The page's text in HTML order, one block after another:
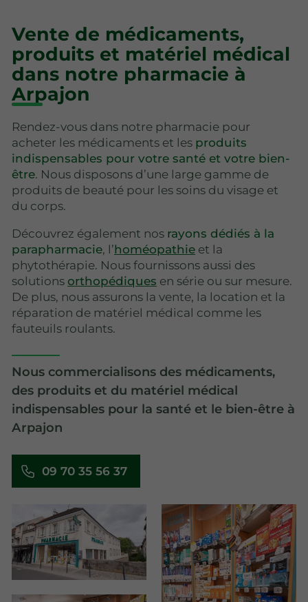
Vente de médicaments,
produits et matériel médical
dans notre pharmacie à
Arpajon
Rendez-vous dans notre pharmacie pour
acheter les médicaments et les produits
indispensables pour votre santé et votre bien-
être. Nous disposons d’une large gamme de
produits de beauté pour les soins du visage et
du corps.
Découvrez également nos rayons dédiés à la
parapharmacie, l’homéopathie et la
phytothérapie. Nous fournissons aussi des
solutions orthopédiques en série ou sur mesure.
De plus, nous assurons la vente, la location et la
réparation de matériel médical comme les
fauteuils roulants.
Nous commercialisons des médicaments,
des produits et du matériel médical
indispensables pour la santé et le bien-être à
Arpajon
09 70 35 56 37